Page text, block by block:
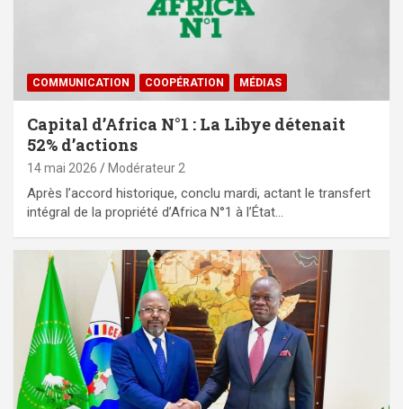
COMMUNICATION ⁠COOPÉRATION MÉDIAS
Capital d’Africa N°1 : La Libye détenait
52% d’actions
14 mai 2026 Modérateur 2
Après l’accord historique, conclu mardi, actant le transfert
intégral de la propriété d’Africa N°1 à l’État…